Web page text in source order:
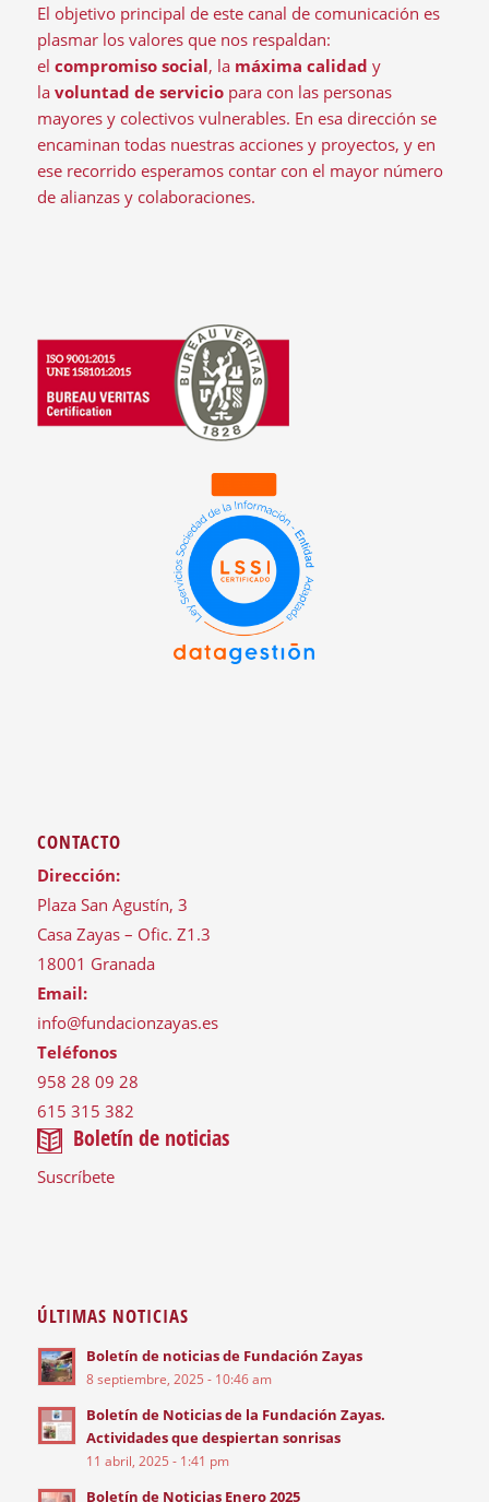
El objetivo principal de este canal de comunicación es
plasmar los valores que nos respaldan:
el compromiso social, la máxima calidad y
la voluntad de serviciopara con las personas
mayores y colectivos vulnerables. En esa dirección se
encaminan todas nuestras acciones y proyectos, y en
ese recorrido esperamos contar con el mayor número
de alianzas y colaboraciones.
CONTACTO
Dirección:
Plaza San Agustín, 3
Casa Zayas – Ofic. Z1.3
18001 Granada
Email:
info@fundacionzayas.es
Teléfonos
958 28 09 28
615 315 382
Boletín de noticias
Suscríbete
ÚLTIMAS NOTICIAS
Boletín de noticias de Fundación Zayas
8 septiembre, 2025 - 10:46 am
Boletín de Noticias de la Fundación Zayas.
Actividades que despiertan sonrisas
11 abril, 2025 - 1:41 pm
Boletín de Noticias Enero 2025